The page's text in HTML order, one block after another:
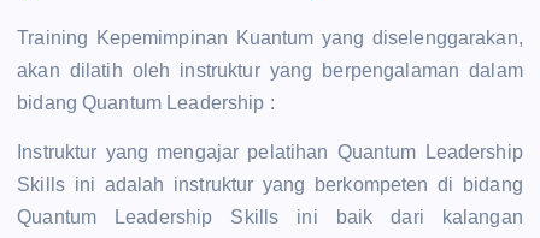
Training Kepemimpinan Kuantum yang diselenggarakan,
akan dilatih oleh instruktur yang berpengalaman dalam
bidang Quantum Leadership :
Instruktur yang mengajar pelatihan Quantum Leadership
Skills ini adalah instruktur yang berkompeten di bidang
Quantum Leadership Skills ini baik dari kalangan